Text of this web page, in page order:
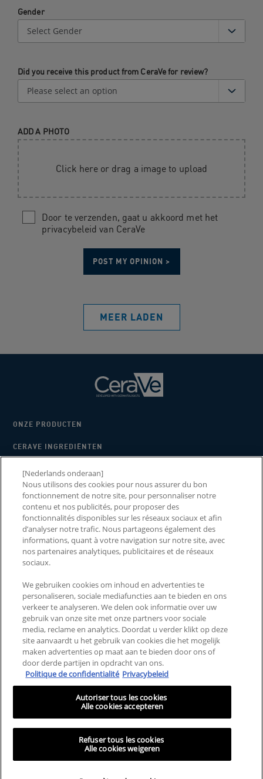
Gender
Did you receive this product from CeraVe for review?
ADD A PHOTO
Click here or drag a image to upload
Door te verzenden, gaat u akkoord met het
privacybeleid van CeraVe
MEER LADEN
ONZE PRODUCTEN
CERAVE INGREDIËNTEN
WAAROM CERAVE
2026 CERAWARDS
NEEM CONTACT MET ONS
OP
LANDEN EN REGIO'S
ALGEMENE VOORWAARDEN PRIVACYBELEID
ALGEMENE VOORWAARDEN
VOOR CONSUMENTEN
REVIEWS EN RECENSIES
MIJN COOKIE-
INSTELLINGEN
Deze site is bedoeld voor consumenten uit de Benelux. Cookies en
gerelateerde technologie worden gebruikt voor advertenties. Voor meer
informatie of om je af te melden, ga je naarAdChoices
CeraVe behandelt geen subcutane aandoeningen. MVE is een geregistreerd
handelsmerk van DFB Technology, Ltd. Patent No. 6,709,663. &copy; CeraVe
[Nederlands onderaan]
Nous utilisons des cookies pour nous assurer du bon
fonctionnement de notre site, pour personnaliser notre
contenu et nos publicités, pour proposer des
fonctionnalités disponibles sur les réseaux sociaux et afin
d’analyser notre trafic. Nous partageons également des
informations, quant à votre navigation sur notre site, avec
nos partenaires analytiques, publicitaires et de réseaux
sociaux.
We gebruiken cookies om inhoud en advertenties te
personaliseren, sociale mediafuncties aan te bieden en ons
verkeer te analyseren. We delen ook informatie over uw
gebruik van onze site met onze partners voor sociale
media, reclame en analytics. Doordat u verder klikt op deze
site aanvaardt u het gebruik van cookies die het mogelijk
maken advertenties op maat aan te bieden door ons of
door derde partijen in opdracht van ons.
Politique de confidentialité Privacybeleid
Refuser tous les cookies
Alle cookies weigeren
Autoriser tous les cookies
Alle cookies accepteren